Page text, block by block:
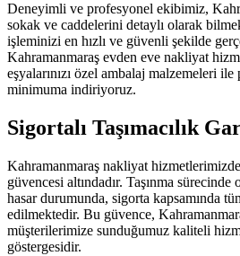
Deneyimli ve profesyonel ekibimiz,
sokak ve caddelerini detaylı olarak
işleminizi en hızlı ve güvenli şekilde
Kahramanmaraş evden eve nakliyat
eşyalarınızı özel ambalaj malzemeleri
minimuma indiriyoruz.
Sigortalı Taşımacılık
Kahramanmaraş nakliyat hizmetlerimizde
güvencesi altındadır. Taşınma
hasar durumunda, sigorta kapsamında
edilmektedir. Bu güvence,
müşterilerimize sunduğumuz kaliteli
göstergesidir.